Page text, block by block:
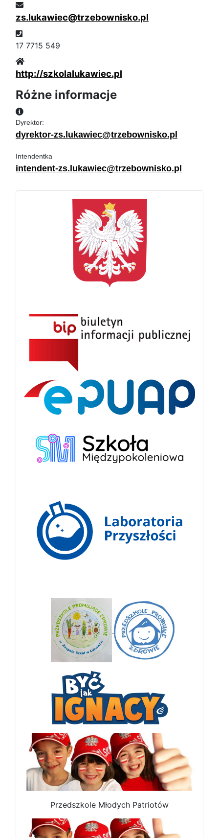
E-mail
zs.lukawiec@trzebownisko.pl
Telefon
17 7715 549
Witryna
http://szkolalukawiec.pl
Różne informacje
Różne informacje
dyrektor-zs.lukawiec@trzebownisko.pl
intendent-zs.lukawiec@trzebownisko.pl
Przedszkole Młodych Patriotów